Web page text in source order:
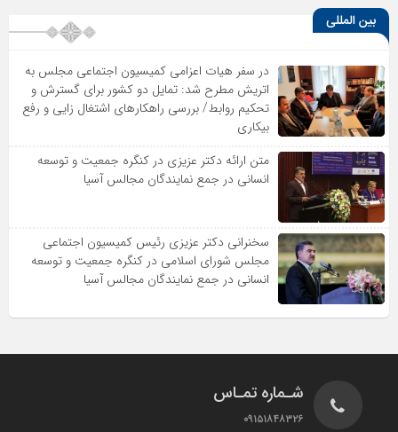
بین المللی
در سفر هیات اعزامی کمیسیون اجتماعی مجلس به
اتریش مطرح شد: تمایل دو کشور برای گسترش و
تحکیم روابط/ بررسی راهکارهای اشتغال زایی و رفع
بیکاری
متن ارائه دکتر عزیزى در کنگره جمعیت و توسعه
انسانى در جمع نمایندگان مجالس آسیا
سخنرانى دکتر عزیزى رئیس کمیسیون اجتماعى
مجلس شوراى اسلامى در کنگره جمعیت و توسعه
انسانى در جمع نمایندگان مجالس آسیا
شـماره تمـاس
۰۹۱۵۱۸۴۸۳۲۶